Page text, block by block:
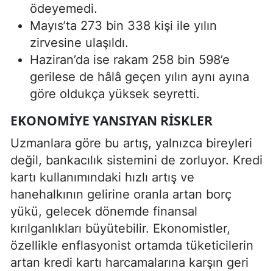
ödeyemedi.
Mayıs’ta 273 bin 338 kişi ile yılın
zirvesine ulaşıldı.
Haziran’da ise rakam 258 bin 598’e
gerilese de hâlâ geçen yılın aynı ayına
göre oldukça yüksek seyretti.
EKONOMIYE YANSIYAN RISKLER
Uzmanlara göre bu artış, yalnızca bireyleri
değil, bankacılık sistemini de zorluyor. Kredi
kartı kullanımındaki hızlı artış ve
hanehalkının gelirine oranla artan borç
yükü, gelecek dönemde finansal
kırılganlıkları büyütebilir. Ekonomistler,
özellikle enflasyonist ortamda tüketicilerin
artan kredi kartı harcamalarına karşın geri